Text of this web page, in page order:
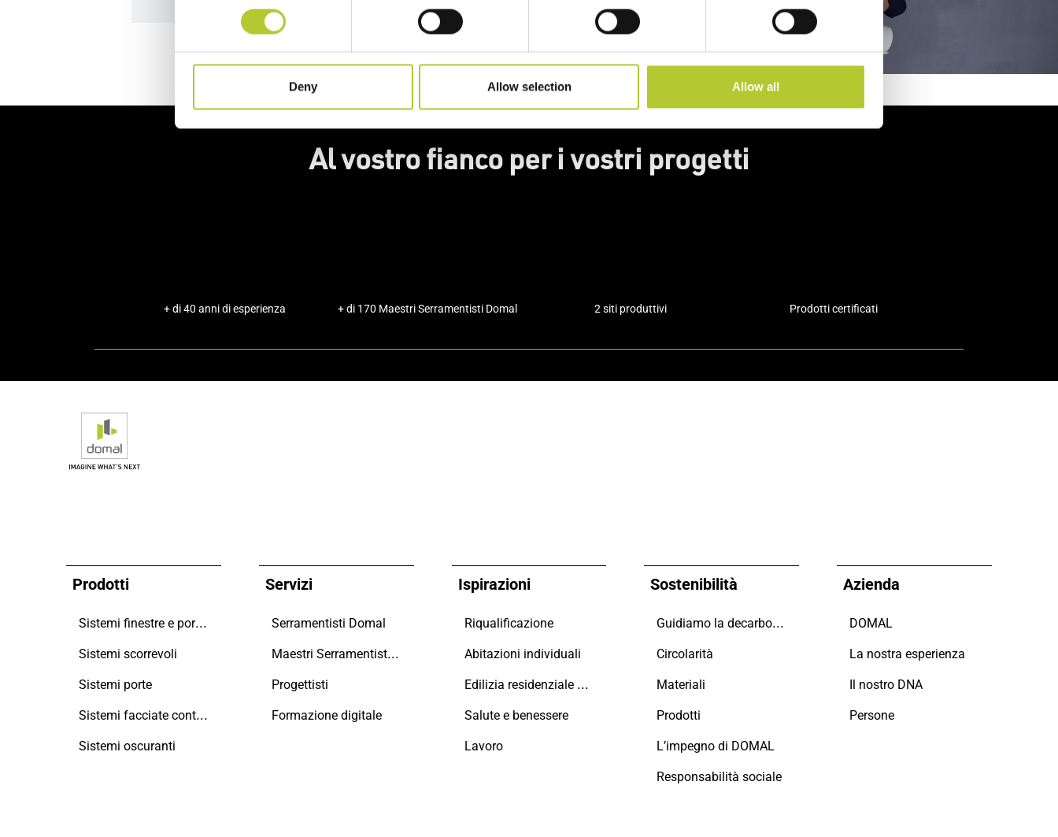
Deny Allow selection Allow all
Al vostro fianco per i vostri progetti
+ di 40 anni di esperienza + di 170 Maestri Serramentisti Domal 2 siti produttivi Prodotti certificati
Prodotti
Sistemi finestre e portefinestre
Sistemi scorrevoli
Sistemi porte
Sistemi facciate continue
Sistemi oscuranti
Servizi
Serramentisti Domal
Maestri Serramentisti Domal
Progettisti
Formazione digitale
Ispirazioni
Riqualificazione
Abitazioni individuali
Edilizia residenziale collettiva
Salute e benessere
Lavoro
Sostenibilità
Guidiamo la decarbonizzazione
Circolarità
Materiali
Prodotti
L’impegno di DOMAL
Responsabilità sociale
Azienda
DOMAL
La nostra esperienza
Il nostro DNA
Persone